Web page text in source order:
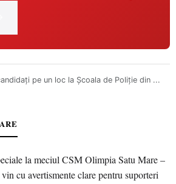
pe un loc la Școala de Poliție din ...